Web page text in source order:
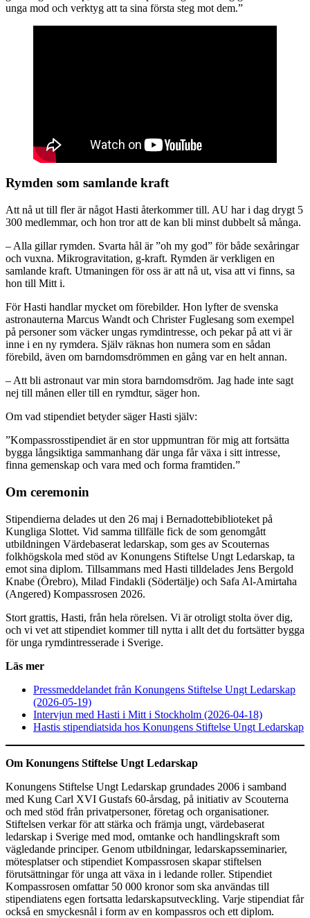
unga mod och verktyg att ta sina första steg mot dem.”
Rymden som samlande kraft
Att nå ut till fler är något Hasti återkommer till. AU har i dag drygt 5
300 medlemmar, och hon tror att de kan bli minst dubbelt så många.
– Alla gillar rymden. Svarta hål är ”oh my god” för både sexåringar
och vuxna. Mikrogravitation, g-kraft. Rymden är verkligen en
samlande kraft. Utmaningen för oss är att nå ut, visa att vi finns, sa
hon till Mitt i.
För Hasti handlar mycket om förebilder. Hon lyfter de svenska
astronauterna Marcus Wandt och Christer Fuglesang som exempel
på personer som väcker ungas rymdintresse, och pekar på att vi är
inne i en ny rymdera. Själv räknas hon numera som en sådan
förebild, även om barndomsdrömmen en gång var en helt annan.
– Att bli astronaut var min stora barndomsdröm. Jag hade inte sagt
nej till månen eller till en rymdtur, säger hon.
Om vad stipendiet betyder säger Hasti själv:
”Kompassrosstipendiet är en stor uppmuntran för mig att fortsätta
bygga långsiktiga sammanhang där unga får växa i sitt intresse,
finna gemenskap och vara med och forma framtiden.”
Om ceremonin
Stipendierna delades ut den 26 maj i Bernadottebiblioteket på
Kungliga Slottet. Vid samma tillfälle fick de som genomgått
utbildningen Värdebaserat ledarskap, som ges av Scouternas
folkhögskola med stöd av Konungens Stiftelse Ungt Ledarskap, ta
emot sina diplom. Tillsammans med Hasti tilldelades Jens Bergold
Knabe (Örebro), Milad Findakli (Södertälje) och Safa Al-Amirtaha
(Angered) Kompassrosen 2026.
Stort grattis, Hasti, från hela rörelsen. Vi är otroligt stolta över dig,
och vi vet att stipendiet kommer till nytta i allt det du fortsätter bygga
för unga rymdintresserade i Sverige.
Läs mer
Pressmeddelandet från Konungens Stiftelse Ungt Ledarskap
(2026-05-19)
Intervjun med Hasti i Mitt i Stockholm (2026-04-18)
Hastis stipendiatsida hos Konungens Stiftelse Ungt Ledarskap
Om Konungens Stiftelse Ungt Ledarskap
Konungens Stiftelse Ungt Ledarskap grundades 2006 i samband
med Kung Carl XVI Gustafs 60-årsdag, på initiativ av Scouterna
och med stöd från privatpersoner, företag och organisationer.
Stiftelsen verkar för att stärka och främja ungt, värdebaserat
ledarskap i Sverige med mod, omtanke och handlingskraft som
vägledande principer. Genom utbildningar, ledarskapsseminarier,
mötesplatser och stipendiet Kompassrosen skapar stiftelsen
förutsättningar för unga att växa in i ledande roller. Stipendiet
Kompassrosen omfattar 50 000 kronor som ska användas till
stipendiatens egen fortsatta ledarskapsutveckling. Varje stipendiat får
också en smyckesnål i form av en kompassros och ett diplom.